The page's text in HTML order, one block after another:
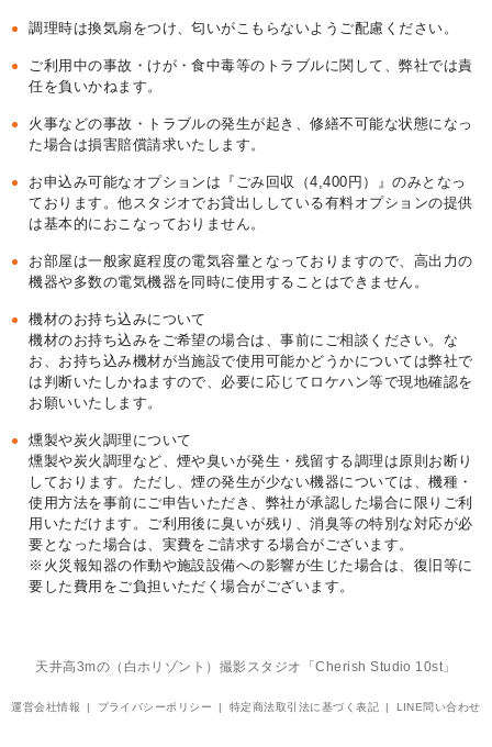
調理時は換気扇をつけ、匂いがこもらないようご配慮ください。
ご利用中の事故・けが・食中毒等のトラブルに関して、弊社では責
任を負いかねます。
火事などの事故・トラブルの発生が起き、修繕不可能な状態になっ
た場合は損害賠償請求いたします。
お申込み可能なオプションは『ごみ回収（4,400円）』のみとなっ
ております。他スタジオでお貸出ししている有料オプションの提供
は基本的におこなっておりません。
お部屋は一般家庭程度の電気容量となっておりますので、高出力の
機器や多数の電気機器を同時に使用することはできません。
機材のお持ち込みについて
機材のお持ち込みをご希望の場合は、事前にご相談ください。な
お、お持ち込み機材が当施設で使用可能かどうかについては弊社で
は判断いたしかねますので、必要に応じてロケハン等で現地確認を
お願いいたします。
燻製や炭火調理について
燻製や炭火調理など、煙や臭いが発生・残留する調理は原則お断り
しております。ただし、煙の発生が少ない機器については、機種・
使用方法を事前にご申告いただき、弊社が承認した場合に限りご利
用いただけます。ご利用後に臭いが残り、消臭等の特別な対応が必
要となった場合は、実費をご請求する場合がございます。
※火災報知器の作動や施設設備への影響が生じた場合は、復旧等に
要した費用をご負担いただく場合がございます。
天井高3mの（白ホリゾント）撮影スタジオ「Cherish Studio 10st」
運営会社情報 プライバシーポリシー 特定商法取引法に基づく表記 LINE問い合わせ